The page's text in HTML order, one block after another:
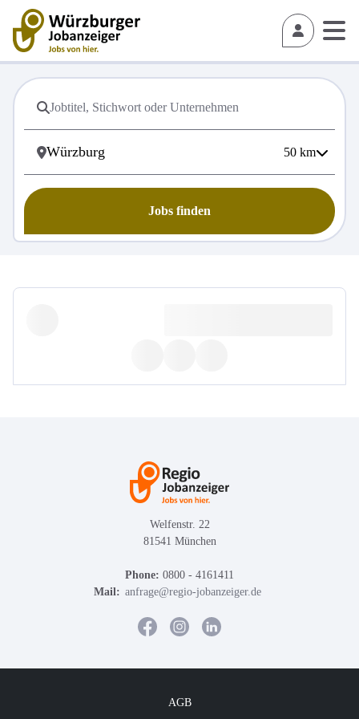
50 km
Jobs finden
Welfenstr. 22
81541 München
Phone: 0800 - 4161411
Mail: anfrage@regio-jobanzeiger.de
AGB